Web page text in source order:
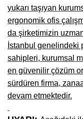
Denizli Mobilyacılar,
Adıyaman
Ağrı Mobilyacılar,
Edirne Mobilyacilar,
Erzincan
yukarı taşıyan
ergonomik ofis
da şirketimizin
İstanbul genelindeki
sahipleri, kurumsal
en güvenilir çözüm
sürdüren firma,
devam etmektedir.